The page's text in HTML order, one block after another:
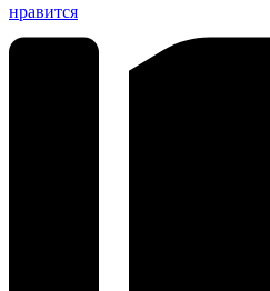
нравится